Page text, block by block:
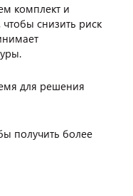
комплект и
снизить риск
для решения
получить более